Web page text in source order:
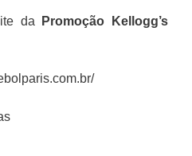
da
Promoção Kellogg’s